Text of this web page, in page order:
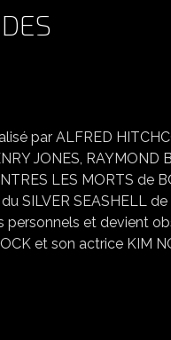
par ALFRED
JONES,
LES MORTS de
SILVER SEASHELL
personnels et devient
et son actrice KIM